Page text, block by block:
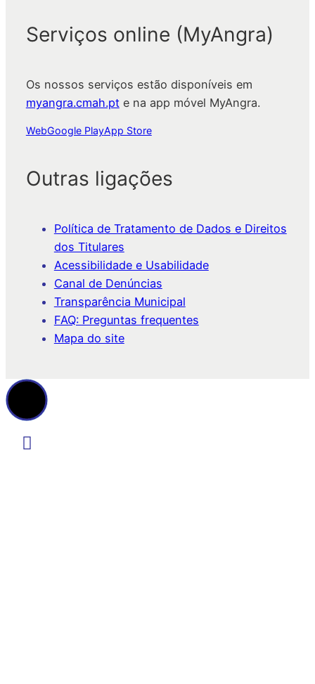
Serviços online (MyAngra)
Os nossos serviços estão disponíveis em
myangra.cmah.pte na app móvel MyAngra.
WebGoogle PlayApp Store
Outras ligações
Política de Tratamento de Dados e Direitos
dos Titulares
Acessibilidade e Usabilidade
Canal de Denúncias
Transparência Municipal
FAQ: Preguntas frequentes
Mapa do site